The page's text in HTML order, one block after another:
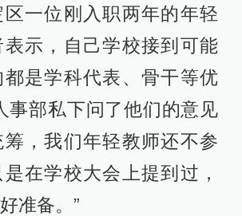
一位刚入职两年的年轻
示，自己学校接到可能
是学科代表、骨干等优
事部私下问了他们的意见
筹，我们年轻教师还不参
在学校大会上提到过，
准备。”